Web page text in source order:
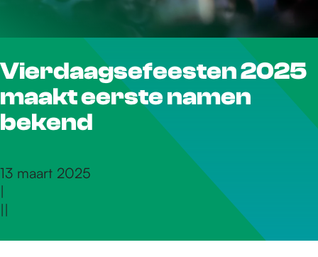
r
d
e
o
Vierdaagsefeesten 2025
maakt eerste namen
bekend
13 maart 2025
|
||